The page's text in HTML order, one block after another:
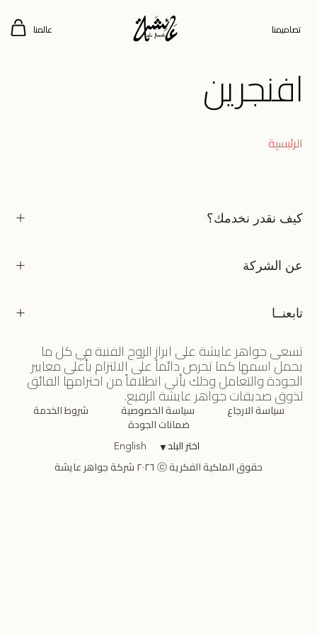
تصاميمنا عالمنا
افنجرين
الرئيسية
كيف نقدر نخدمك؟
عن الشركة
تابعنــا
تسعى جواهر عايشة على ابراز الروح الفنية في كل ما
يحمل اسمها كما تحرص دائماً على الالتزام بأعلى معايير
الجودة والتعامل وذلك يأتي انطلاقاً من احترامها الفائق
لذوق صديقات جواهر عايشة الرفيع.
سياسة الارجاع سياسة الخصوصية شروط الخدمة
ضمانات الجودة
اختر البلد▼
English
حقوق الملكية الفكرية ⓒ ٢٠٢٦ شركة جواهر عايشة